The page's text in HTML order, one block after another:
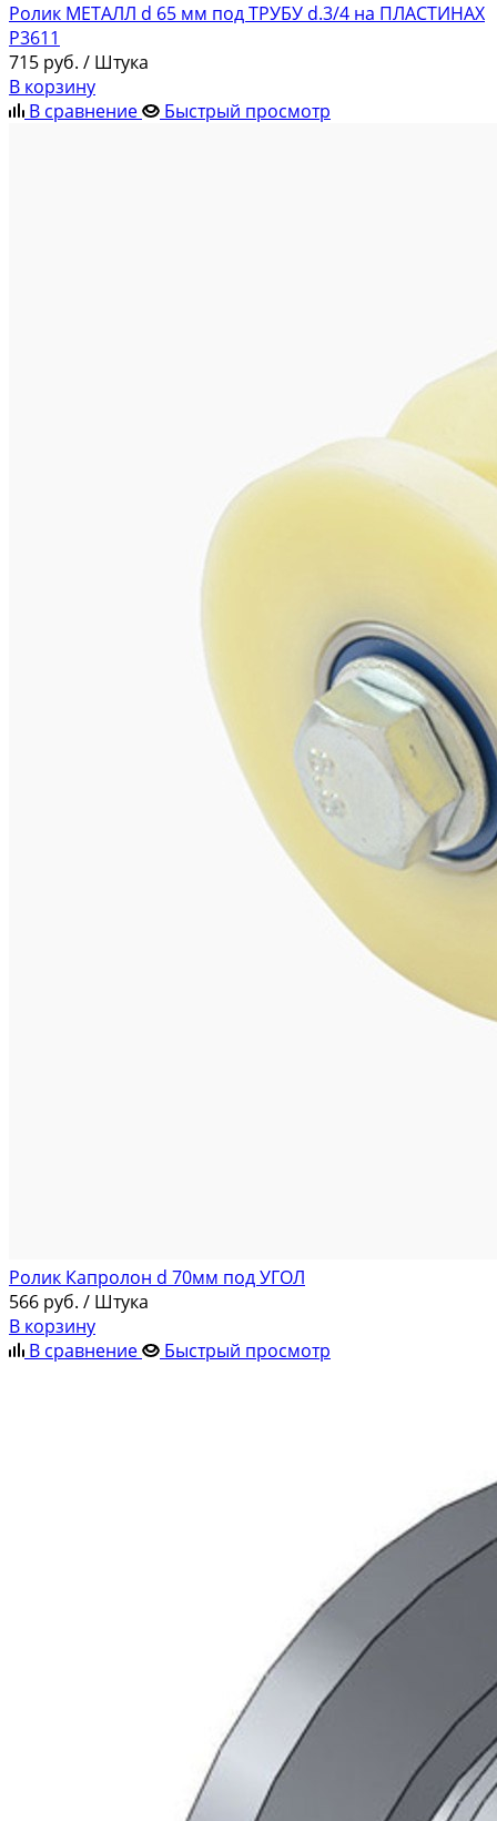
Ролик МЕТАЛЛ d 65 мм под ТРУБУ d.3/4 на ПЛАСТИНАХ
Р3611
715 руб. / Штука
В корзину
В сравнение
Быстрый просмотр
Ролик Капролон d 70мм под УГОЛ
566 руб. / Штука
В корзину
В сравнение
Быстрый просмотр